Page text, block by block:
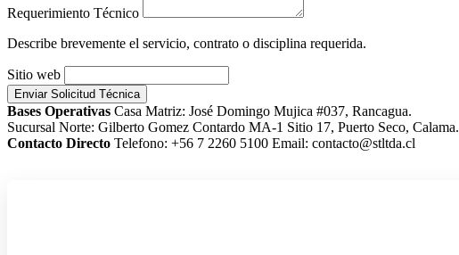
Requerimiento Técnico
Describe brevemente el servicio, contrato o disciplina requerida.
Sitio web
Enviar Solicitud Técnica
Bases Operativas Casa Matriz: José Domingo Mujica #037, Rancagua.
Sucursal Norte: Gilberto Gomez Contardo MA-1 Sitio 17, Puerto Seco, Calama.
Contacto Directo Telefono: +56 7 2260 5100 Email: contacto@stltda.cl